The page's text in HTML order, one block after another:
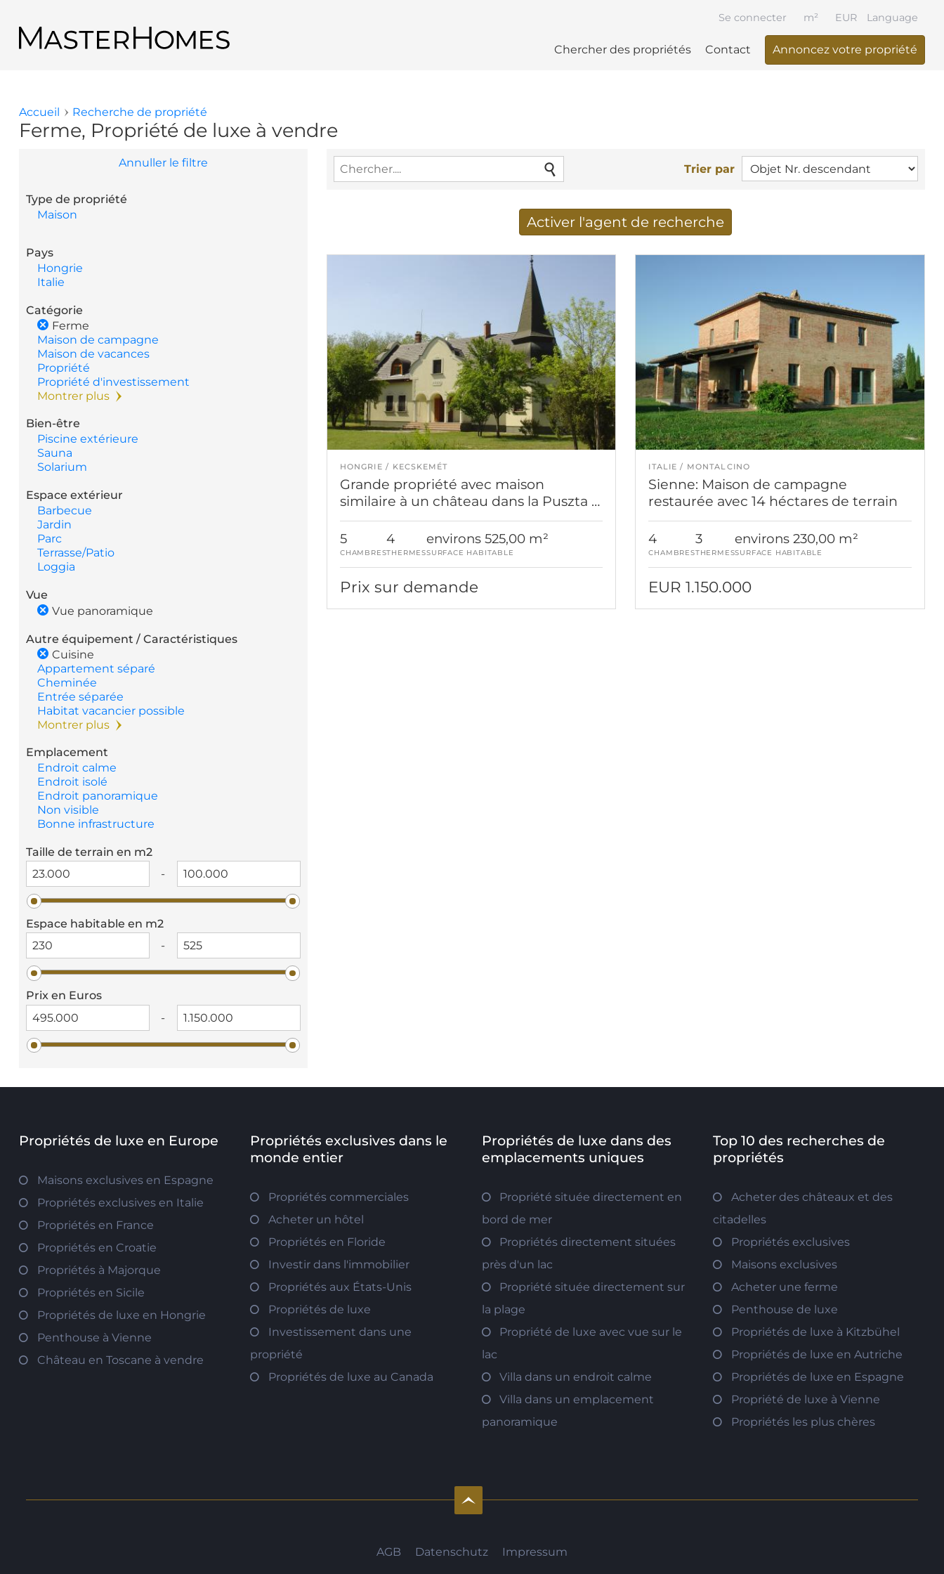
Language
Chercher des propriétés Contact Annoncez votre propriété
Se connecter EUR
m²
Retour aux résultats de recherche
Vous êtes ici
Accueil Recherche de propriété
Ferme, Propriété de luxe à vendre
Annuller le filtre
Type de propriété
Maison
Pays
Hongrie
Italie
Catégorie
Ferme
Maison de campagne
Maison de vacances
Propriété
Propriété d'investissement
Montrer plus
Bien-être
Piscine extérieure
Sauna
Solarium
Espace extérieur
Barbecue
Jardin
Parc
Terrasse/Patio
Loggia
Vue
Vue panoramique
Autre équipement / Caractéristiques
Cuisine
Appartement séparé
Cheminée
Entrée séparée
Habitat vacancier possible
Montrer plus
Emplacement
Endroit calme
Endroit isolé
Endroit panoramique
Non visible
Bonne infrastructure
Taille de terrain en m2
-
Espace habitable en m2
-
Prix en Euros
-
Trier par
Activer l'agent de recherche
HONGRIE KECSKEMÉT
Grande propriété avec maison
similaire à un château dans la Puszta à
vendre
5
CHAMBRES
4
THERMES
environs 525,00 m²
SURFACE HABITABLE
Prix sur demande
ITALIE MONTALCINO
Sienne: Maison de campagne
restaurée avec 14 héctares de terrain
4
CHAMBRES
3
THERMES
environs 230,00 m²
SURFACE HABITABLE
EUR 1.150.000
Propriétés de luxe en Europe
Maisons exclusives en Espagne
Propriétés exclusives en Italie
Propriétés en France
Propriétés en Croatie
Propriétés à Majorque
Propriétés en Sicile
Propriétés de luxe en Hongrie
Penthouse à Vienne
Château en Toscane à vendre
Propriétés exclusives dans le
monde entier
Propriétés commerciales
Acheter un hôtel
Propriétés en Floride
Investir dans l'immobilier
Propriétés aux États-Unis
Propriétés de luxe
Investissement dans une
propriété
Propriétés de luxe au Canada
Propriétés de luxe dans des
emplacements uniques
Propriété située directement en
bord de mer
Propriétés directement situées
près d'un lac
Propriété située directement sur
la plage
Propriété de luxe avec vue sur le
lac
Villa dans un endroit calme
Villa dans un emplacement
panoramique
Top 10 des recherches de
propriétés
Acheter des châteaux et des
citadelles
Propriétés exclusives
Maisons exclusives
Acheter une ferme
Penthouse de luxe
Propriétés de luxe à Kitzbühel
Propriétés de luxe en Autriche
Propriétés de luxe en Espagne
Propriété de luxe à Vienne
Propriétés les plus chères
AGB Datenschutz Impressum